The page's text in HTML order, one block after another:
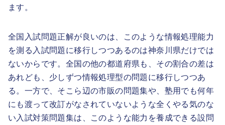
ます。
全国入試問題正解が良いのは、このような情報処理能力
を測る入試問題に移行しつつあるのは神奈川県だけでは
ないからです。全国の他の都道府県も、その割合の差は
あれども、少しずつ情報処理型の問題に移行しつつあ
る。一方で、そこら辺の市販の問題集や、塾用でも何年
にも渡って改訂がなされていないような全くやる気のな
い入試対策問題集は、このような能力を養成できる設問